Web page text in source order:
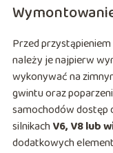
Przed
należy je najpierw
wykonywać na
gwintu oraz
samochodów dostęp
silnikachV6, V8 lub
dodatkowych